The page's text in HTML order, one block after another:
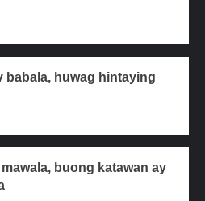
babala, huwag hintaying
buong katawan ay